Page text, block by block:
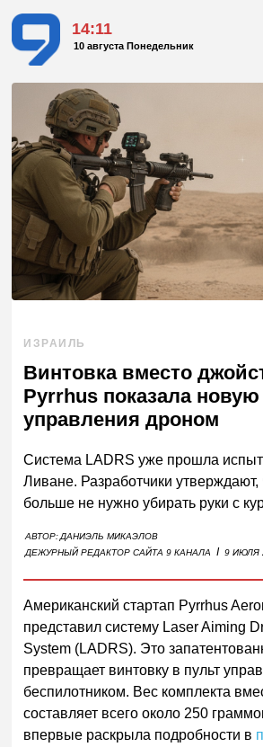
14:11
10 августа Понедельник
ИЗРАИЛЬ
Винтовка вместо
Pyrrhus показала
управления дроном
Система LADRS уже прошла
Ливане. Разработчики утверждают,
больше не нужно убирать руки с
АВТОР:ДАНИЭЛЬ МИКАЭЛОВ
ДЕЖУРНЫЙ РЕДАКТОР САЙТА 9 КАНАЛА
I 9 ИЮЛЯ
Американский стартап Pyrrhus
представил систему Laser Aiming
System (LADRS). Это
превращает винтовку в пульт
беспилотником. Вес комплекта
составляет всего около 250
впервые раскрыла подробности в